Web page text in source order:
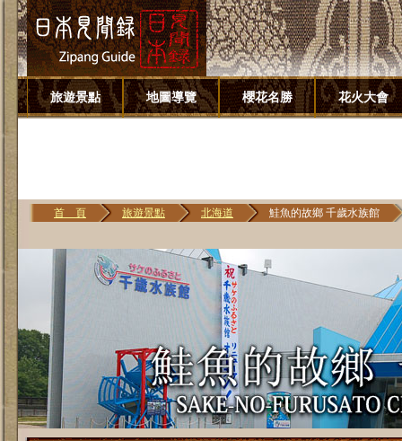
旅遊景點 地圖導覽 櫻花名勝 花火大會
首 頁 旅遊景點 北海道 鮭魚的故鄉 千歲水族館